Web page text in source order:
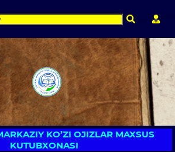
Qidirish
KO’ZI OJIZLAR MAXSUS
KUTUBXONASI